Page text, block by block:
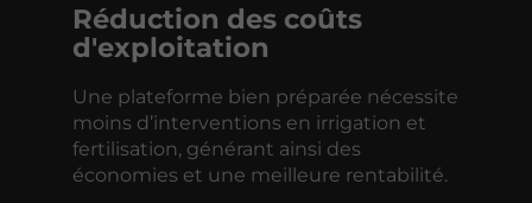
Réduction des coûts
d'exploitation
Une plateforme bien préparée nécessite
moins d’interventions en irrigation et
fertilisation, générant ainsi des
économies et une meilleure rentabilité.